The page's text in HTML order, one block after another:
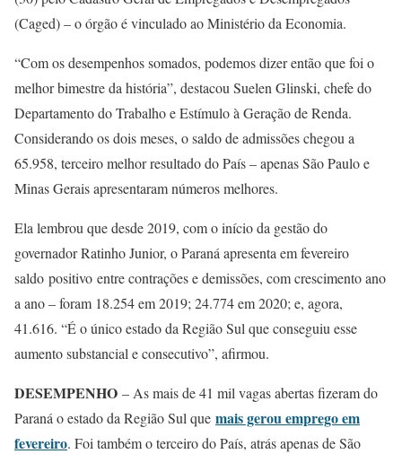
(Caged) – o órgão é vinculado ao Ministério da Economia.
“Com os desempenhos somados, podemos dizer então que foi o
melhor bimestre da história”, destacou Suelen Glinski, chefe do
Departamento do Trabalho e Estímulo à Geração de Renda.
Considerando os dois meses, o saldo de admissões chegou a
65.958, terceiro melhor resultado do País – apenas São Paulo e
Minas Gerais apresentaram números melhores.
Ela lembrou que desde 2019, com o início da gestão do
governador Ratinho Junior, o Paraná apresenta em fevereiro
saldo positivo entre contrações e demissões, com crescimento ano
a ano – foram 18.254 em 2019; 24.774 em 2020; e, agora,
41.616. “É o único estado da Região Sul que conseguiu esse
aumento substancial e consecutivo”, afirmou.
DESEMPENHO – As mais de 41 mil vagas abertas fizeram do
Paraná o estado da Região Sul que mais gerou emprego em
fevereiro. Foi também o terceiro do País, atrás apenas de São